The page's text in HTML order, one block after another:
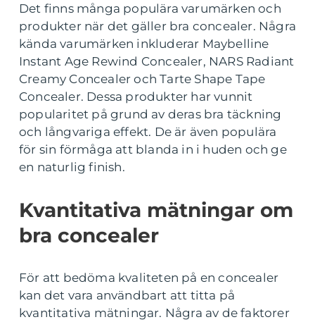
Det finns många populära varumärken och
produkter när det gäller bra concealer. Några
kända varumärken inkluderar Maybelline
Instant Age Rewind Concealer, NARS Radiant
Creamy Concealer och Tarte Shape Tape
Concealer. Dessa produkter har vunnit
popularitet på grund av deras bra täckning
och långvariga effekt. De är även populära
för sin förmåga att blanda in i huden och ge
en naturlig finish.
Kvantitativa mätningar om
bra concealer
För att bedöma kvaliteten på en concealer
kan det vara användbart att titta på
kvantitativa mätningar. Några av de faktorer